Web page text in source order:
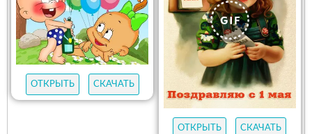
ОТКРЫТЬ СКАЧАТЬ
ОТКРЫТЬ СКАЧАТЬ